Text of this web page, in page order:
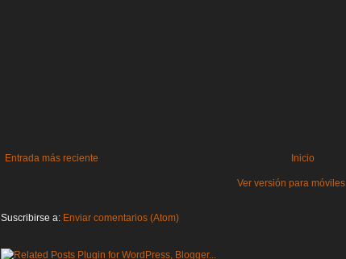
Entrada más reciente Inicio
Ver versión para móviles
Suscribirse a: Enviar comentarios (Atom)